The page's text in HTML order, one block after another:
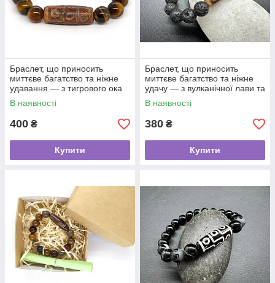
Браслет, що приносить
миттєве багатство та ніжне
удавання — з тигрового ока
та намистини ДЗИ 9 очей
В наявності
400 ₴
Купити
Браслет, що приносить
миттєве багатство та ніжне
удачу — з вулканічної лави та
намистини ДЗИ 9 очей
В наявності
380 ₴
Купити